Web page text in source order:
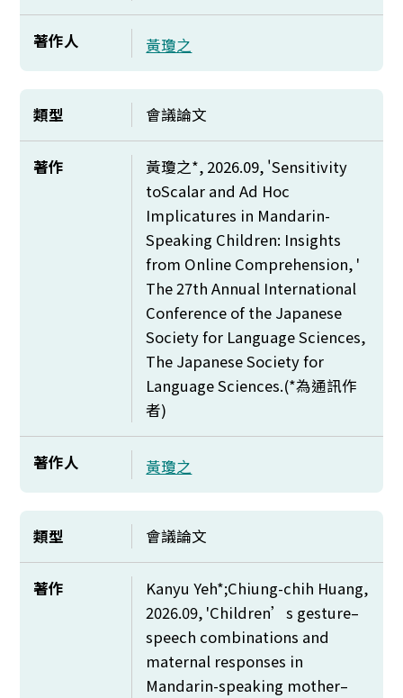
著作人 黃瓊之
類型 會議論文
著作 黃瓊之*, 2026.09, 'Sensitivity
toScalar and Ad Hoc
Implicatures in Mandarin-
Speaking Children: Insights
from Online Comprehension, '
The 27th Annual International
Conference of the Japanese
Society for Language Sciences,
The Japanese Society for
Language Sciences.(*為通訊作
者)
著作人 黃瓊之
類型 會議論文
著作
Kanyu Yeh*;Chiung-chih Huang,
2026.09, 'Children’s gesture–
speech combinations and
maternal responses in
Mandarin-speaking mother–